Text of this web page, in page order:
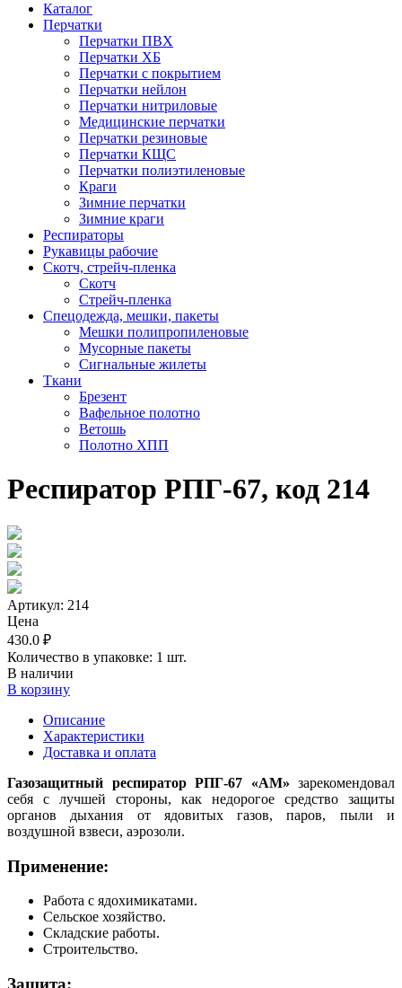
Каталог
Перчатки
Перчатки ПВХ
Перчатки ХБ
Перчатки с покрытием
Перчатки нейлон
Перчатки нитриловые
Медицинские перчатки
Перчатки резиновые
Перчатки КЩС
Перчатки полиэтиленовые
Краги
Зимние перчатки
Зимние краги
Респираторы
Рукавицы рабочие
Скотч, стрейч-пленка
Скотч
Стрейч-пленка
Спецодежда, мешки, пакеты
Мешки полипропиленовые
Мусорные пакеты
Сигнальные жилеты
Ткани
Брезент
Вафельное полотно
Ветошь
Полотно ХПП
Респиратор РПГ-67, код 214
Артикул: 214
Цена
430.0 ₽
Количество в упаковке: 1 шт.
В наличии
В корзину
Описание
Характеристики
Доставка и оплата
Газозащитный респиратор РПГ-67 «АМ» зарекомендовал
себя с лучшей стороны, как недорогое средство защиты
органов дыхания от ядовитых газов, паров, пыли и
воздушной взвеси, аэрозоли.
Применение:
Работа с ядохимикатами.
Сельское хозяйство.
Складские работы.
Строительство.
Защита: